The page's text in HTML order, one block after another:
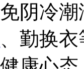
阴冷
、勤换